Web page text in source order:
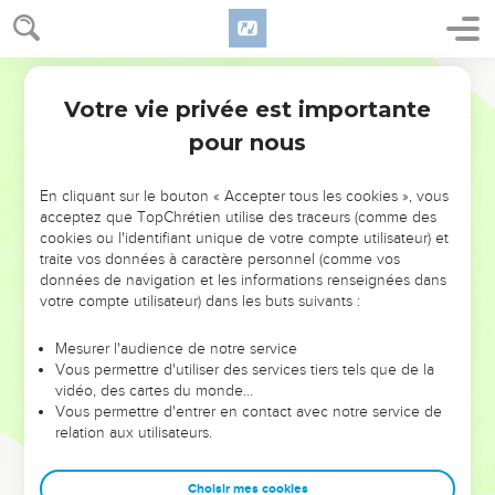
NE MANQUEZ PAS L’ÉVÉNEMENT
DE L’ANNÉE !
ET SI LEURS ERREURS POUVAIENT VOUS ÉVITER LES
VOTRES ?
leur foi ou leur vision. Mais on voit moins les doutes, les erreurs
et les saisons difficiles qu'ils ont traversés, alors même que ce
sont elles qui les ont façonnés.
Dans cette conférence, leaders, entrepreneurs, et responsables
clés pour avancer avec plus de sagesse afin que leurs erreurs
Votre vie privée est importante
pour nous
En cliquant sur le bouton « Accepter tous les cookies », vous
acceptez que TopChrétien utilise des traceurs (comme des
cookies ou l'identifiant unique de votre compte utilisateur) et
traite vos données à caractère personnel (comme vos
données de navigation et les informations renseignées dans
votre compte utilisateur) dans les buts suivants :
Mesurer l'audience de notre service
Vous permettre d'utiliser des services tiers tels que de la
vidéo, des cartes du monde…
Vous permettre d'entrer en contact avec notre service de
relation aux utilisateurs.
Choisir mes cookies